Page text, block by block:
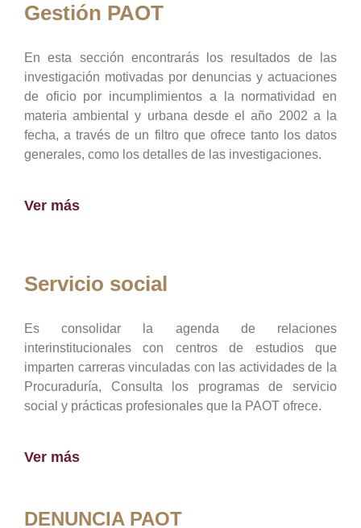
Gestión PAOT
En esta sección encontrarás los resultados de las
investigación motivadas por denuncias y actuaciones
de oficio por incumplimientos a la normatividad en
materia ambiental y urbana desde el año 2002 a la
fecha, a través de un filtro que ofrece tanto los datos
generales, como los detalles de las investigaciones.
Ver más
Servicio social
Es consolidar la agenda de relaciones
interinstitucionales con centros de estudios que
imparten carreras vinculadas con las actividades de la
Procuraduría, Consulta los programas de servicio
social y prácticas profesionales que la PAOT ofrece.
Ver más
DENUNCIA PAOT